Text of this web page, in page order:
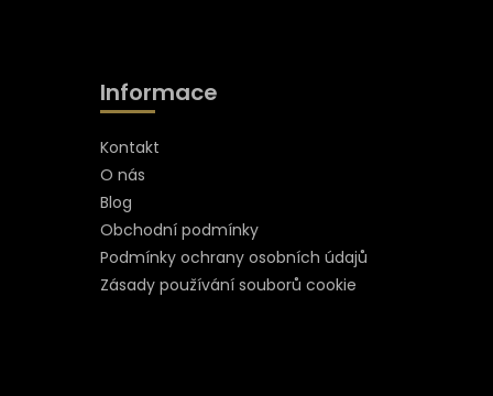
Informace
Kontakt
O nás
Blog
Obchodní podmínky
Podmínky ochrany osobních údajů
Zásady používání souborů cookie